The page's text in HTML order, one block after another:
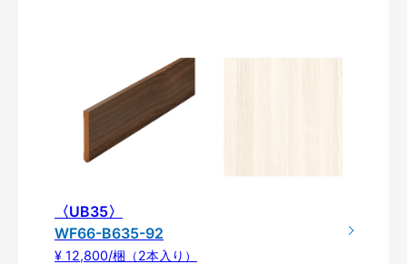
〈UB35〉
WF66-B635-92
¥ 12,800/梱（2本入り）